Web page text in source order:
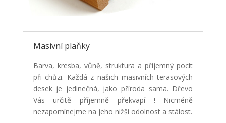
Masivní plaňky
Barva, kresba, vůně, struktura a příjemný pocit
při chůzi. Každá z našich masivních terasových
desek je jedinečná, jako příroda sama. Dřevo
Vás určitě příjemně překvapí ! Nicméně
nezapomínejme na jeho nižší odolnost a stálost.